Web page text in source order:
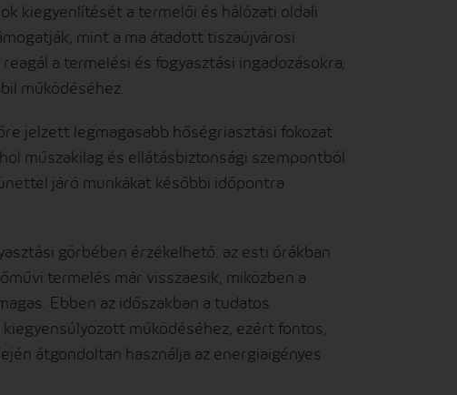
kiegyenlítését a termelői és hálózati oldali
mint a ma átadott tiszaújvárosi
a termelési és fogyasztási ingadozásokra,
működéséhez.
jelzett legmagasabb hőségriasztási fokozat
műszakilag és ellátásbiztonsági szempontból
járó munkákat későbbi időpontra
görbében érzékelhető: az esti órákban
termelés már visszaesik, miközben a
Ebben az időszakban a tudatos
működéséhez, ezért fontos,
átgondoltan használja az energiaigényes